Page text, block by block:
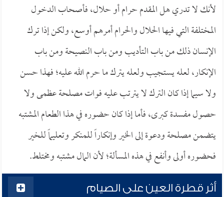
لأنك لا تدري هل المقدم حرام أو حلال، فأصحاب الدخول
المختلفة التي فيها الحلال والحرام أمرهم أوسع، ولكن إذا ترك
الإنسان ذلك من باب التأديب ومن باب النصيحة ومن باب
الإنكار، لعله يستجيب ولعله يترك ما حرم الله عليه؛ فهذا حسن
ولا سيما إذا كان الترك لا يترتب عليه فوات مصلحة عظمى ولا
حصول مفسدة كبرى، فأما إذا كان حضوره في هذا الطعام المشتبه
يتضمن مصلحة ودعوة إلى الخير وإنكاراً للمنكر وتعليماً للخير
فحضوره أولى وأنفع في هذه المسألة؛ لأن المال مشتبه ومختلط.
أثر قطرة العين على الصيام